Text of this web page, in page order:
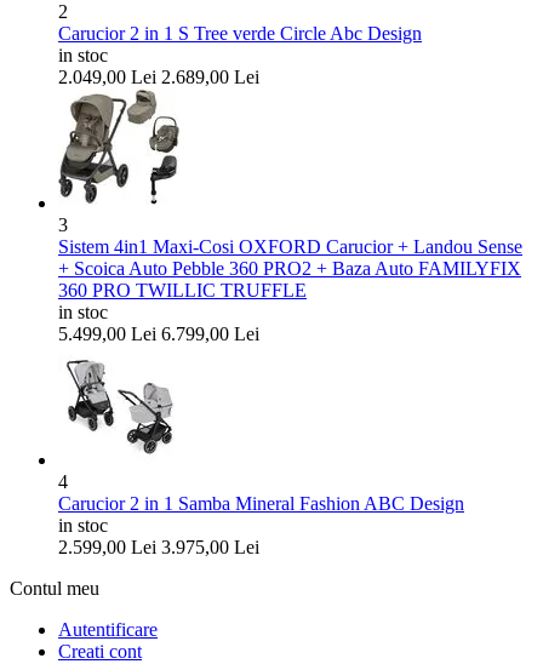
2
Carucior 2 in 1 S Tree verde Circle Abc Design
in stoc
2.049,00 Lei 2.689,00 Lei
3
Sistem 4in1 Maxi-Cosi OXFORD Carucior + Landou Sense
+ Scoica Auto Pebble 360 PRO2 + Baza Auto FAMILYFIX
360 PRO TWILLIC TRUFFLE
in stoc
5.499,00 Lei 6.799,00 Lei
4
Carucior 2 in 1 Samba Mineral Fashion ABC Design
in stoc
2.599,00 Lei 3.975,00 Lei
Contul meu
Autentificare
Creati cont